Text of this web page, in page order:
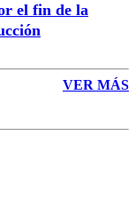
el fin de la
VER MÁS